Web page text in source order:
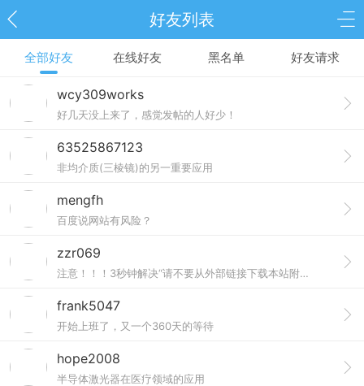
好友列表
全部好友 在线好友 黑名单 好友请求
wcy309works
好几天没上来了，感觉发帖的人好少！
63525867123
非均介质(三棱镜)的另一重要应用
mengfh
百度说网站有风险？
zzr069
注意！！！3秒钟解决“请不要从外部链接下载本站附件”！！！
frank5047
开始上班了，又一个360天的等待
hope2008
半导体激光器在医疗领域的应用